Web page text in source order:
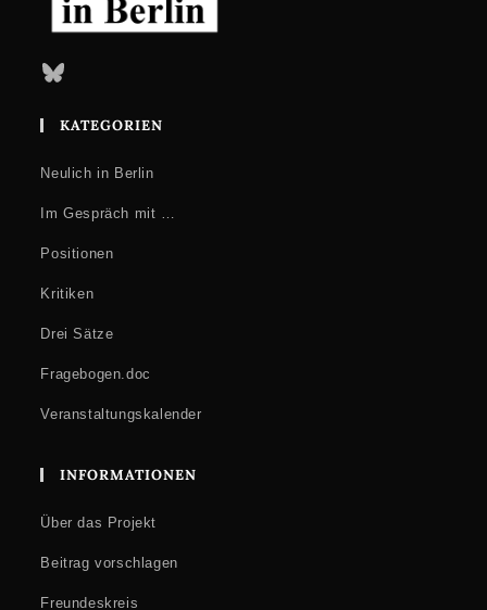
Bluesky
KATEGORIEN
Neulich in Berlin
Im Gespräch mit …
Positionen
Kritiken
Drei Sätze
Fragebogen.doc
Veranstaltungskalender
INFORMATIONEN
Über das Projekt
Beitrag vorschlagen
Freundeskreis